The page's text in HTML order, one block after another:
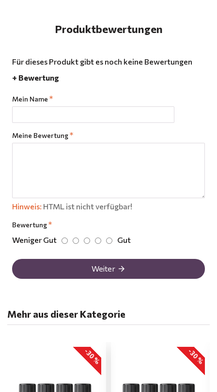
Produktbewertungen
Für dieses Produkt gibt es noch keine Bewertungen
+ Bewertung
Mein Name
Meine Bewertung
Hinweis: HTML ist nicht verfügbar!
Bewertung
Weniger Gut Gut
Weiter
Mehr aus dieser Kategorie
-30 % -30 %